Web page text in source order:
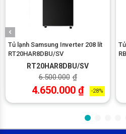
Thiết kế sang trọng, tinh tế, phù
Tủ lạnh Mitsubishi Electric
được thiết kế mặt gương
đặt ở những nơi nhỏ hẹp, nâng
Ngoài ra, mặt gương rất thuận tiện
vệ linh kiện bên trong bền bỉ, tăng
Tủ lạnh Samsung Inverter 208 lít
RT20HAR8DBU/SV
RT20HAR8DBU/SV
6.500.000 ₫
4.650.000 ₫ -28%